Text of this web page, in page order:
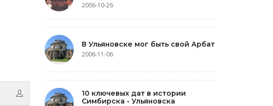
2006-10-26
В Ульяновске мог быть свой Арбат
2006-11-06
10 ключевых дат в истории
Симбирска - Ульяновска